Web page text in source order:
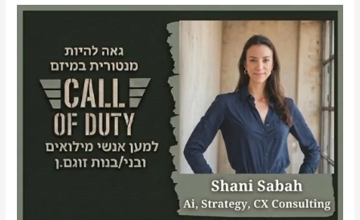
מצטרפת
לצוות
המנטורים
של
DUTY